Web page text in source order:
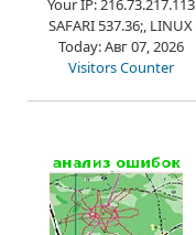
Your IP: 216.73.217.113
SAFARI 537.36;, LINUX
Today: Авг 07, 2026
Visitors Counter